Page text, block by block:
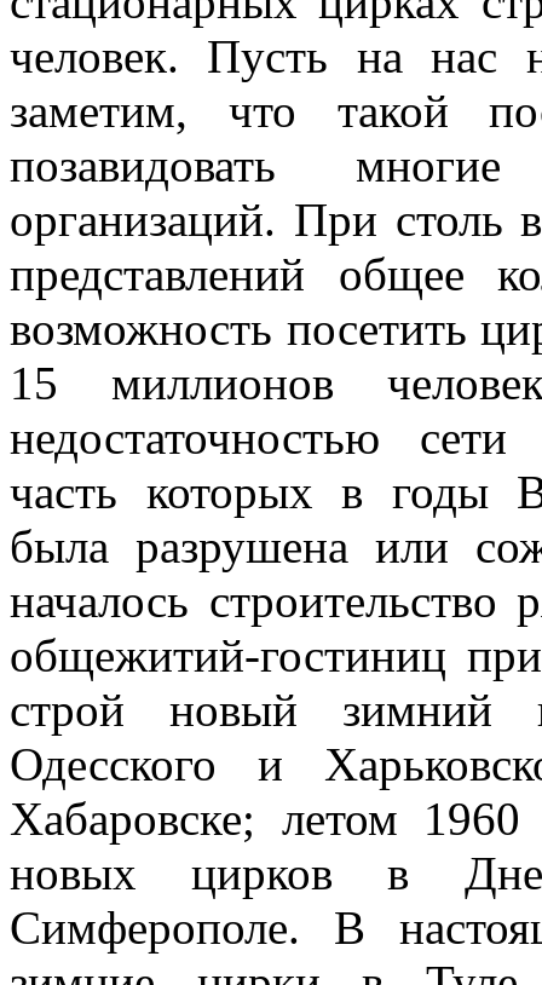
человек. Пусть на нас
заметим, что такой
позавидовать
организаций. При столь
представлений общее
возможность посетить
15 миллионов
недостаточностью
часть которых в годы
была разрушена или
началось
общежи­тий-гостиниц
строй новый зимний
Одесского и
Хабаровске; летом 1960
новых цирков в
Симферополе. В